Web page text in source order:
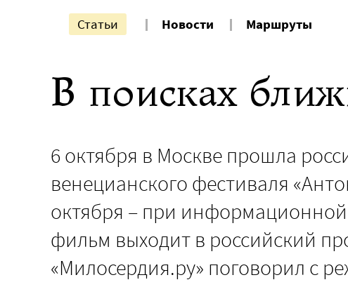
Статьи Новости Маршруты
В поисках
6 октября в Москве прошла
венецианского фестиваля
октября – при
фильм выходит в российский
«Милосердия.ру» поговорил с